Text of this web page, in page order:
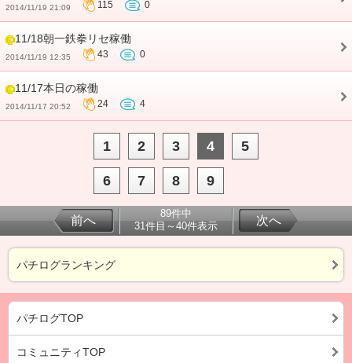
2014/11/19 21:09 115 0
11/18朝一鉄拳リセ稼働
2014/11/19 12:35 43 0
11/17本日の稼働
2014/11/17 20:52 24 4
1 2 3 4 5
6 7 8 9
前へ
89件中
31件目～40件表示
次へ
パチログランキング
パチログTOP
コミュニティTOP